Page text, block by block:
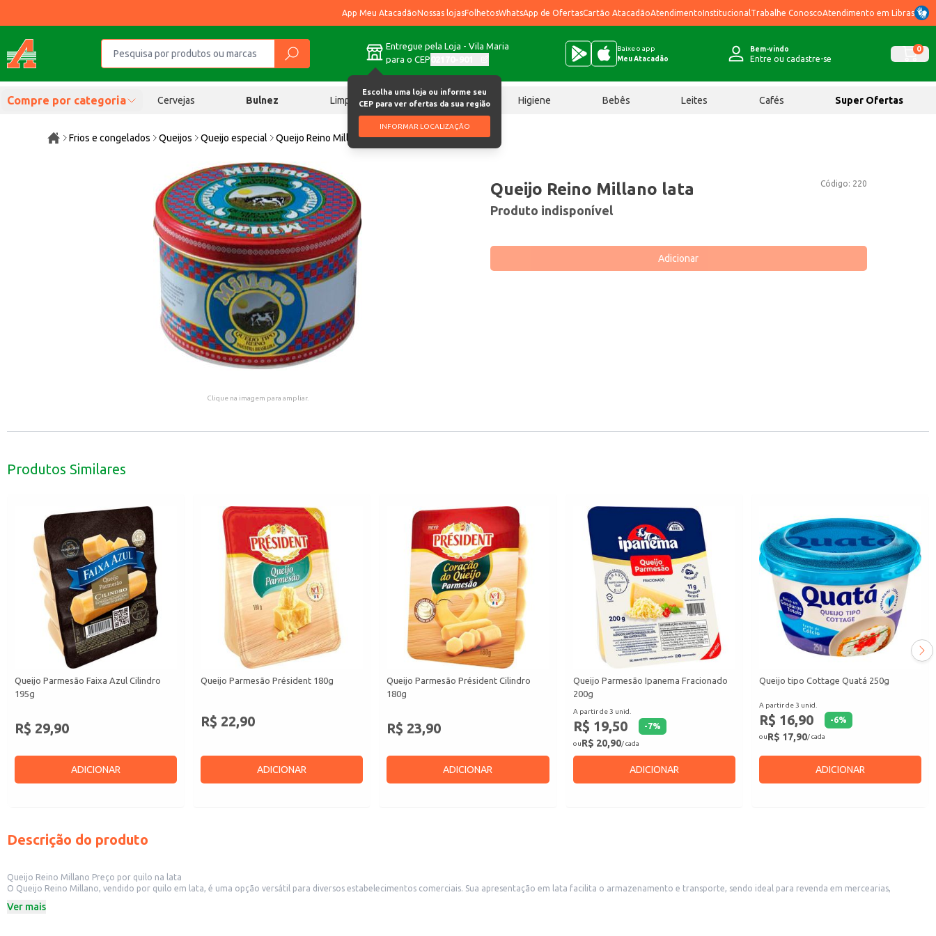
App Meu AtacadãoNossas lojasFolhetosWhatsApp de OfertasCartão AtacadãoAtendimentoInstitucional Trabalhe ConoscoAtendimento em Libras
Entregue pela Loja - Vila Maria
para o CEP
Escolha uma loja ou informe seu
CEP para ver ofertas da sua região
INFORMAR LOCALIZAÇÃO
Baixe o app
Meu Atacadão
Bem-vindo
Entre ou cadastre-se
0
Compre por categoria Cervejas Bulnez Limpeza Chocolates Higiene Bebês Leites Cafés Super Ofertas
Frios e congelados Queijos Queijo especial Queijo Reino Millano lata
Clique na imagem para ampliar.
Código: 220
Queijo Reino Millano lata
Produto indisponível
Adicionar
Produtos Similares
Queijo Parmesão Faixa Azul Cilindro
195g
R$ 29,90
ADICIONAR
Queijo Parmesão Président 180g
R$ 22,90
ADICIONAR
Queijo Parmesão Président Cilindro
180g
R$ 23,90
ADICIONAR
Queijo Parmesão Ipanema Fracionado
200g
A partir de 3 unid.
R$ 19,50 -7%
ouR$ 20,90/ cada
ADICIONAR
Queijo tipo Cottage Quatá 250g
A partir de 3 unid.
R$ 16,90 -6%
ouR$ 17,90/ cada
ADICIONAR
Descrição do produto
Queijo Reino Millano Preço por quilo na lata
O Queijo Reino Millano, vendido por quilo em lata, é uma opção versátil para diversos estabelecimentos comerciais. Sua apresentação em lata facilita o armazenamento e transporte, sendo ideal para revenda em mercearias,
personalizadas.
Ver mais